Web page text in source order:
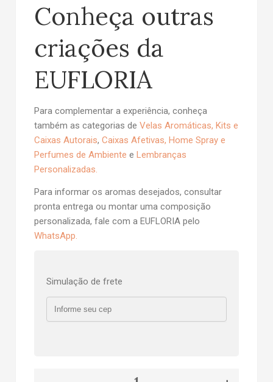
Conheça outras
criações da
EUFLORIA
Para complementar a experiência, conheça
também as categorias de Velas Aromáticas, Kits e
Caixas Autorais, Caixas Afetivas, Home Spray e
Perfumes de Ambiente e Lembranças
Personalizadas.
Para informar os aromas desejados, consultar
pronta entrega ou montar uma composição
personalizada, fale com a EUFLORIA pelo
WhatsApp
Simulação de frete